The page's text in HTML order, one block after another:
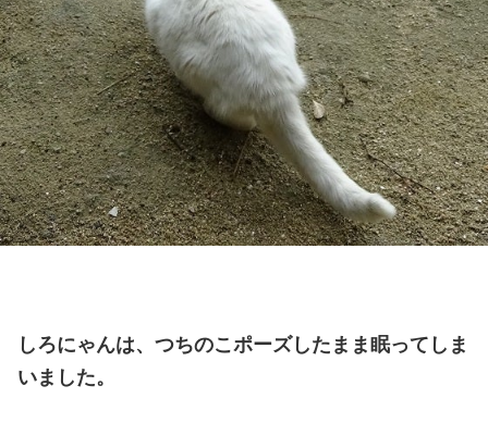
しろにゃんは、つちのこポーズしたまま眠ってしま
いました。